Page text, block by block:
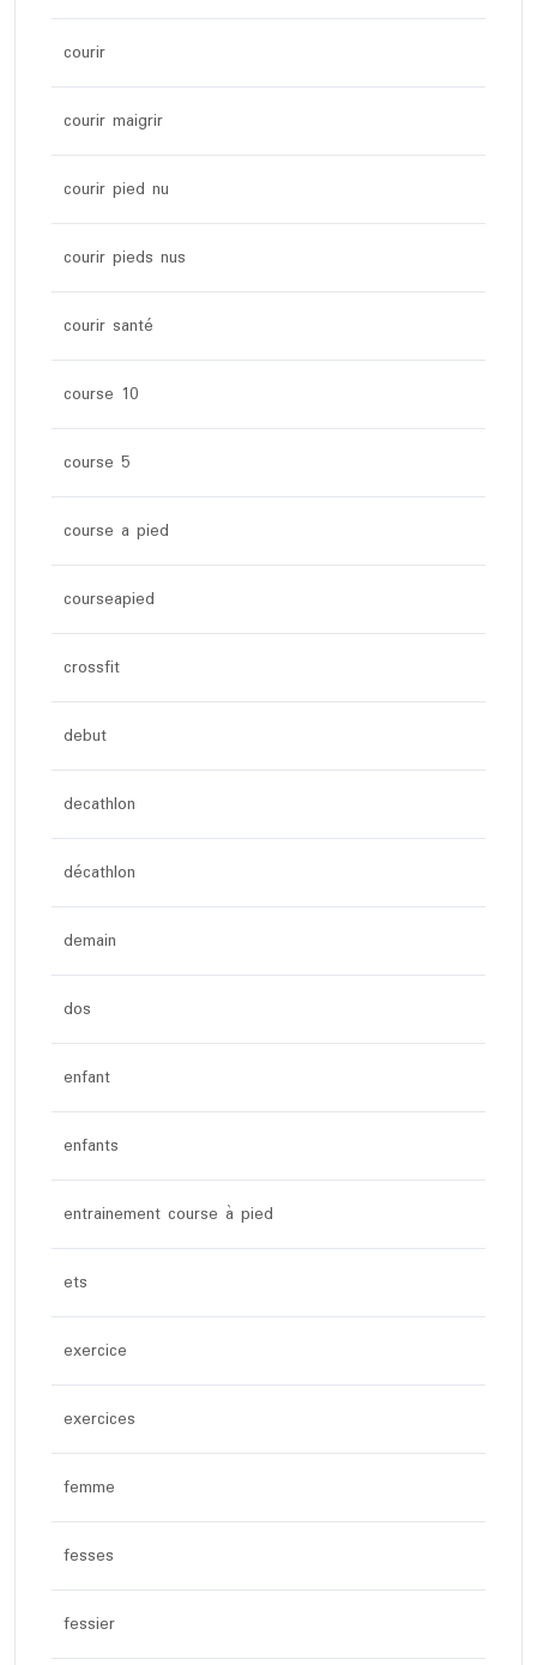
courir
courir maigrir
courir pied nu
courir pieds nus
courir santé
course 10
course 5
course a pied
courseapied
crossfit
debut
decathlon
décathlon
demain
dos
enfant
enfants
entrainement course à pied
ets
exercice
exercices
femme
fesses
fessier